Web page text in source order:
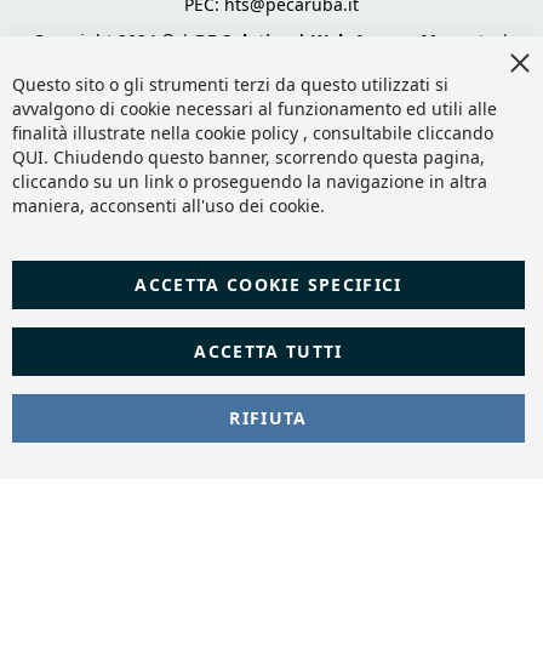
Copyright 2024 © | DF Solution | Web Agency Magento
|
Questo sito o gli strumenti terzi da questo utilizzati si
avvalgono di cookie necessari al funzionamento ed utili alle
finalità illustrate nella cookie policy , consultabile cliccando
QUI. Chiudendo questo banner, scorrendo questa pagina,
cliccando su un link o proseguendo la navigazione in altra
maniera, acconsenti all'uso dei cookie.
ACCETTA TUTTI
ACCETTA COOKIE SPECIFICI
RIFIUTA